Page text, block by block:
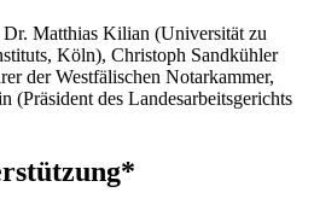
Matthias Kilian (Universität zu
Köln), Christoph Sandkühler
der Westfälischen Notarkammer,
(Präsident des Landesarbeitsgerichts